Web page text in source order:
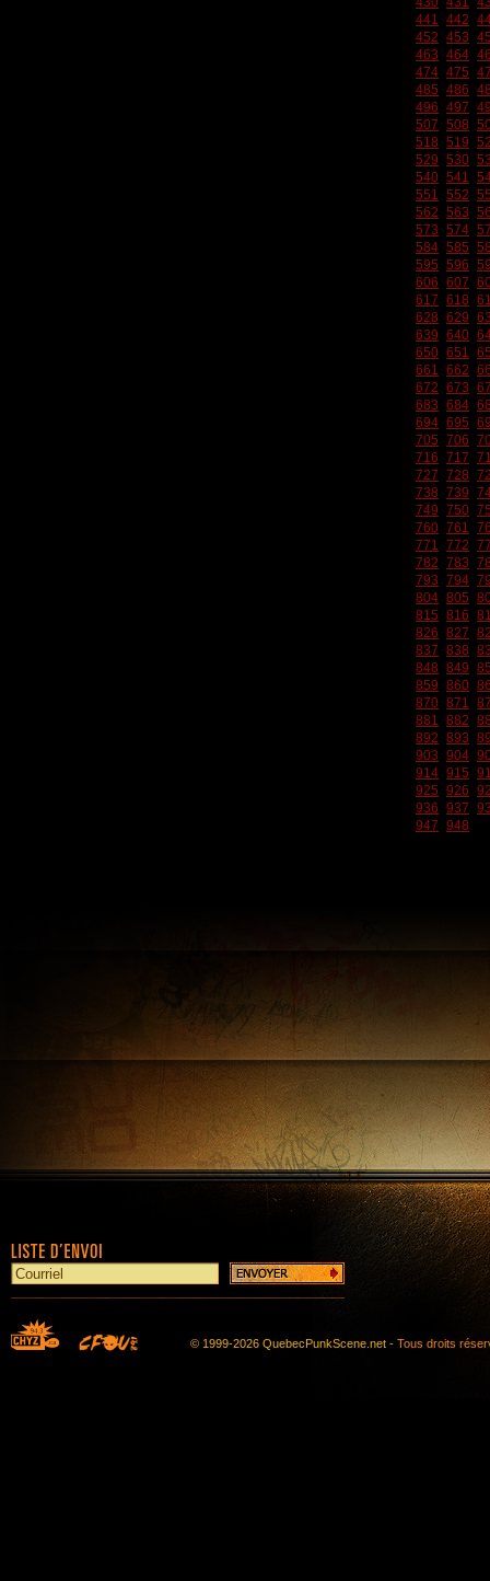
441 442
452 453
463 464
474 475
485 486
496 497
507 508
518 519
529 530
540 541
551 552
562 563
573 574
584 585
595 596
606 607
617 618
628 629
639 640
650 651
661 662
672 673
683 684
694 695
705 706
716 717
727 728
738 739
749 750
760 761
771 772
782 783
793 794
804 805
815 816
826 827
837 838
848 849
859 860
870 871
881 882
892 893
903 904
914 915
925 926
936 937
947 948
© 1999-2026 QuebecPunkScene.net - Tous droits